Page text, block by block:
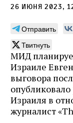
26 июня 2023,
Отправить
Твитнуть
МИД
Израиле
выговора
Израиля в
журналист